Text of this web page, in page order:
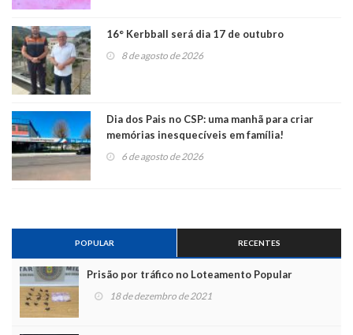
16° Kerbball será dia 17 de outubro
8 de agosto de 2026
Dia dos Pais no CSP: uma manhã para criar
memórias inesquecíveis em família!
6 de agosto de 2026
POPULAR RECENTES
Prisão por tráfico no Loteamento Popular
18 de dezembro de 2021